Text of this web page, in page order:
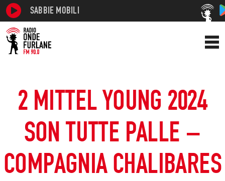
SABBIE MOBILI
2 MITTEL YOUNG 2024
SON TUTTE PALLE –
COMPAGNIA CHALIBARES